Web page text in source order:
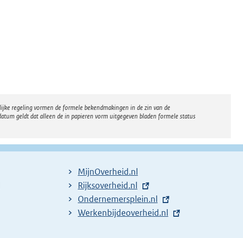
regeling vormen de formele bekendmakingen in de zin van de
geldt dat alleen de in papieren vorm uitgegeven bladen formele status
MijnOverheid.nl
E
x
t
Rijksoverheid.nl
E
x
Ondernemersplein.nl
E
Werkenbijdeoverheid.nl